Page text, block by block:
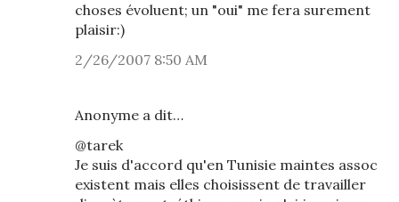
choses évoluent; un "oui" me fera surement
plaisir:)
2/26/2007 8:50 AM
Anonyme a dit…
@tarek
Je suis d'accord qu'en Tunisie maintes assoc
existent mais elles choisissent de travailler